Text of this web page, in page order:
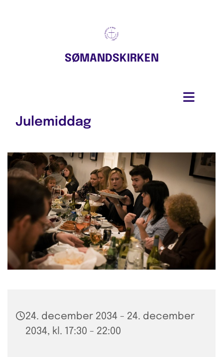
SØMANDSKIRKEN
Julemiddag
24. december 2034 - 24. december
2034, kl. 17:30 - 22:00